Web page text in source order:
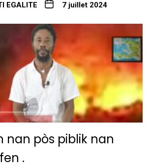
EGALITE 7 juillet 2024
nan pòs piblik nan
.